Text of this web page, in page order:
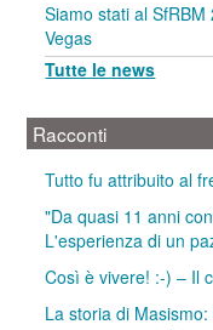
Siamo stati al
Vegas
Tutte le news
Racconti
Tutto fu attribuito al
"Da quasi 11 anni
L'esperienza di un
Così è vivere! :-) – Il
La storia di